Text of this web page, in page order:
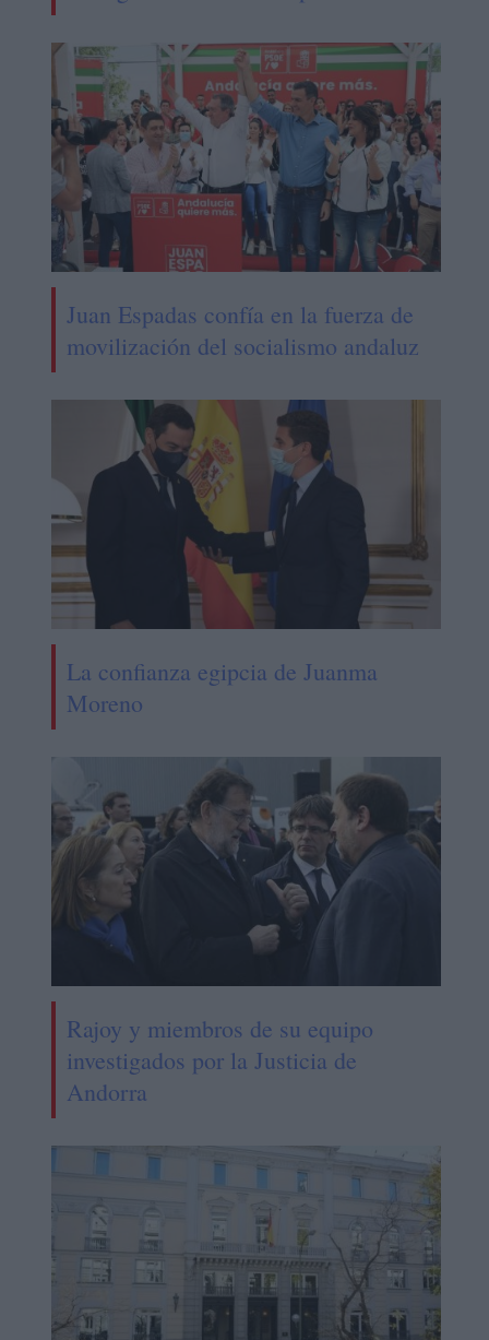
Juan Espadas confía en la fuerza de
movilización del socialismo andaluz
La confianza egipcia de Juanma
Moreno
Rajoy y miembros de su equipo
investigados por la Justicia de
Andorra